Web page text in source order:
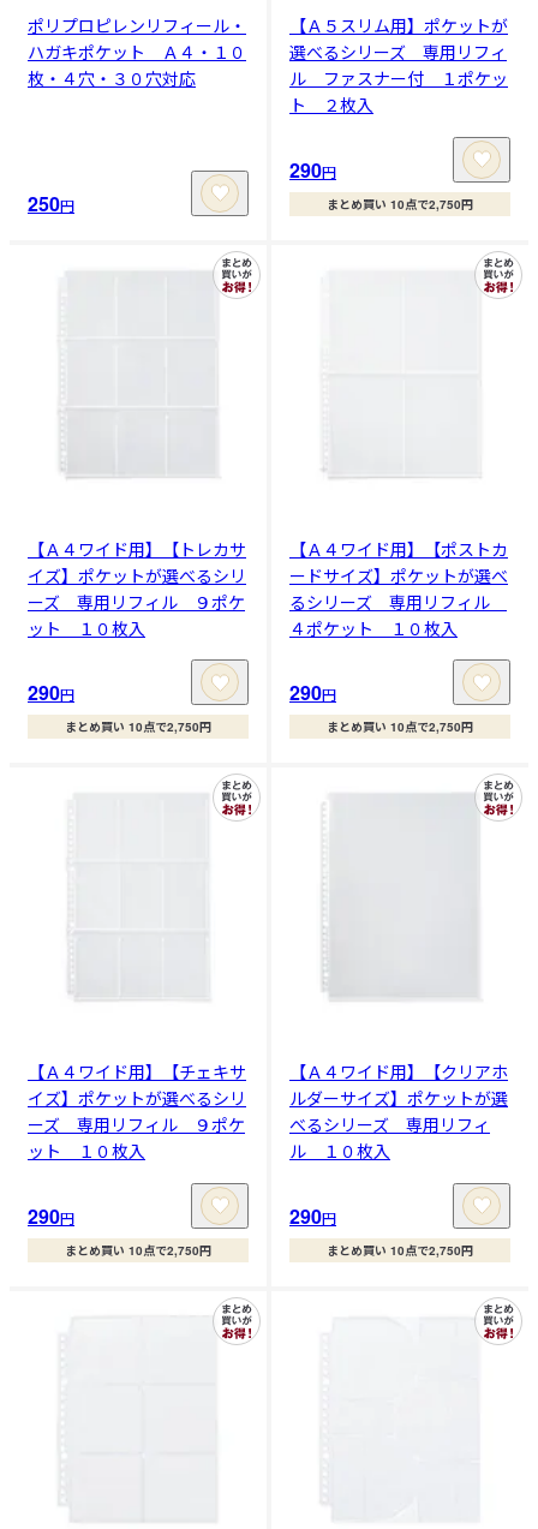
ポリプロピレンリフィール・
ハガキポケット Ａ４・１０
枚・４穴・３０穴対応
250円
【Ａ５スリム用】ポケットが
選べるシリーズ 専用リフィ
ル ファスナー付 １ポケッ
ト ２枚入
290円
まとめ買い 10点で2,750円
【Ａ４ワイド用】【トレカサ
イズ】ポケットが選べるシリ
ーズ 専用リフィル ９ポケ
ット １０枚入
290円
まとめ買い 10点で2,750円
【Ａ４ワイド用】【ポストカ
ードサイズ】ポケットが選べ
るシリーズ 専用リフィル
４ポケット １０枚入
290円
まとめ買い 10点で2,750円
【Ａ４ワイド用】【チェキサ
イズ】ポケットが選べるシリ
ーズ 専用リフィル ９ポケ
ット １０枚入
290円
まとめ買い 10点で2,750円
【Ａ４ワイド用】【クリアホ
ルダーサイズ】ポケットが選
べるシリーズ 専用リフィ
ル １０枚入
290円
まとめ買い 10点で2,750円